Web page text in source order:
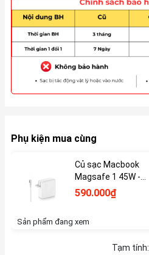
Phụ kiện mua cùng
Củ sạc Macbook
Magsafe 1 45W -
Like New
590.000₫
Sản phẩm đang xem
Tạm tính: